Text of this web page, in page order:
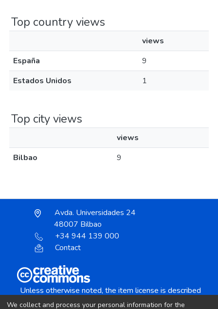
Top country views
views
España
9
Estados Unidos
1
Top city views
views
Bilbao
9
Avda. Universidades 24
48007 Bilbao
+34 944 139 000
Contact
Unless otherwise noted, the item license is described
We collect and process your personal information for the